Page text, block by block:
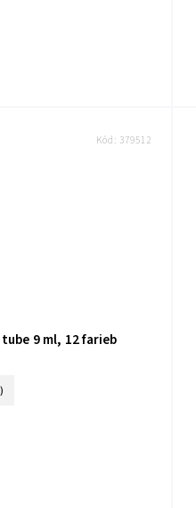
9 ml, 12 farieb
Kód: 379512